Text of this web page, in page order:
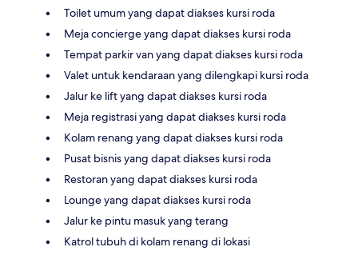
Toilet umum yang dapat diakses kursi roda
Meja concierge yang dapat diakses kursi roda
Tempat parkir van yang dapat diakses kursi roda
Valet untuk kendaraan yang dilengkapi kursi roda
Jalur ke lift yang dapat diakses kursi roda
Meja registrasi yang dapat diakses kursi roda
Kolam renang yang dapat diakses kursi roda
Pusat bisnis yang dapat diakses kursi roda
Restoran yang dapat diakses kursi roda
Lounge yang dapat diakses kursi roda
Jalur ke pintu masuk yang terang
Katrol tubuh di kolam renang di lokasi